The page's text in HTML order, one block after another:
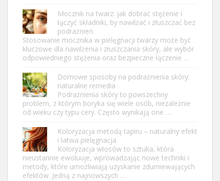
Mocznik na twarz: jak dobrać stężenie i
łączyć składniki, by nawilżać i złuszczać bez
podrażnień
Stosowanie mocznika w pielęgnacji twarzy może być
kluczowe dla nawilżenia i złuszczania skóry, ale wybór
odpowiedniego stężenia oraz bezpieczne łączenie …
Domowe sposoby na podrażnienia skóry:
naturalne remedia
Podrażnienia skóry to powszechny
problem, z którym boryka się wiele osób, niezależnie
od wieku czy typu cery. Często wynikają one …
Koloryzacja metodą tapiru – naturalny efekt
i łatwa pielęgnacja
Koloryzacja włosów to sztuka, która
nieustannie ewoluuje, wprowadzając nowe techniki i
metody, które umożliwiają uzyskanie zdumiewających
efektów. Jedną z najnowszych …